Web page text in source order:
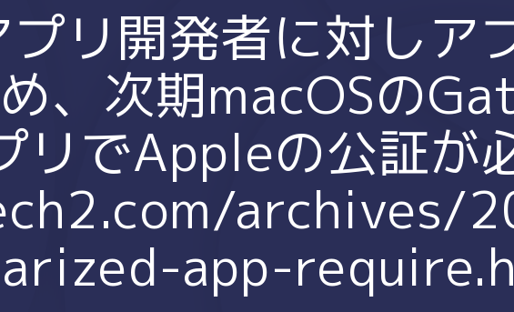
リ開発者に対しア
、次期macOSの
リでAppleの公証が
archives/
app-